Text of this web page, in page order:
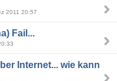
2011 20:57
Fail...
Internet... wie kann